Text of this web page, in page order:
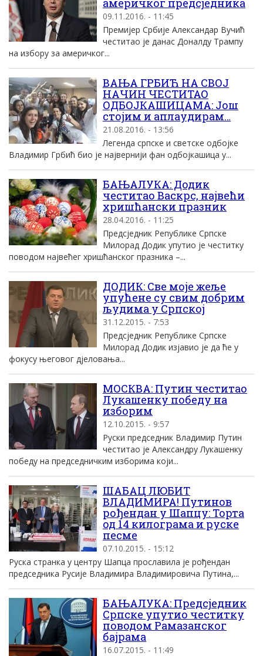
америчког предсједника
09.11.2016. - 11:45
Премијер Србије Александар Вучић
честитао је данас Доналду Трампу
на избору за америчког...
ВАЊА ГРБИЋ НА СВОЈ
НАЧИН ЧЕСТИТАО
ОДБОЈКАШИЦАМА: Још
стојим и аплаудирам…
21.08.2016. - 13:56
Легенда српске и светске одбојке
Владимир Грбић био је највернији фан одбојкашица у...
БАЊАЛУКА: Додик
честитао Васкрс, највећи
хришћански празник
28.04.2016. - 11:25
Предсједник Републике Српске
Милорад Додик упутио је честитку
поводом највећег хришћанског празника –...
ДОДИК: Све моје жеље
упућене су свим добрим
људима у Српској
31.12.2015. - 7:53
Предсједник Републике Српске
Милорад Додик изјавио је да ће у
фокусу његовог дјеловања...
МОСКВА: Путин честитао
Лукашенку победу на
изборим
12.10.2015. - 9:57
Руски председник Владимир Путин
честитао је Александру Лукашенку
победу на председничким изборима који...
ШАБАЦ ЛЮБИТ
ВЛАДИМИРА! Путинов
рођендан у Шапцу: Торта
од 14 килограма и руске
песме
07.10.2015. - 15:12
Руска странка у центру Шапца прославила је рођендан
председника Русије Владимира Владимировича Путина,...
БАЊАЛУКА: Предсједник
Српске упутио честитку
поводом Рамазанског
бајрама
16.07.2015. - 11:49